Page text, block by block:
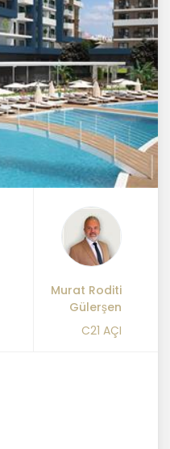
Murat Roditi
Gülerşen
C21 AÇI